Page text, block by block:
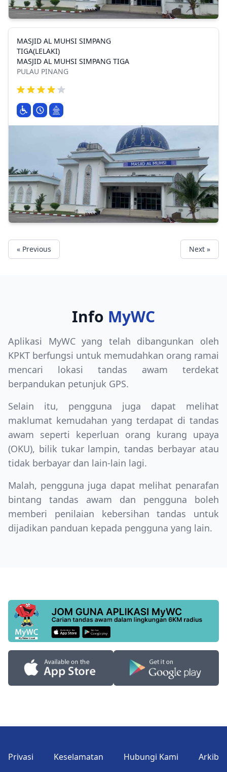
MASJID AL MUHSI SIMPANG
TIGA(LELAKI)
MASJID AL MUHSI SIMPANG TIGA
PULAU PINANG
« Previous Next »
Info MyWC
Aplikasi MyWC yang telah dibangunkan oleh
KPKT berfungsi untuk memudahkan orang ramai
mencari lokasi tandas awam terdekat
berpandukan petunjuk GPS.
Selain itu, pengguna juga dapat melihat
maklumat kemudahan yang terdapat di tandas
awam seperti keperluan orang kurang upaya
(OKU), bilik tukar lampin, tandas berbayar atau
tidak berbayar dan lain-lain lagi.
Malah, pengguna juga dapat melihat penarafan
bintang tandas awam dan pengguna boleh
memberi penilaian kebersihan tandas untuk
dijadikan panduan kepada pengguna yang lain.
Privasi Keselamatan Hubungi Kami Arkib